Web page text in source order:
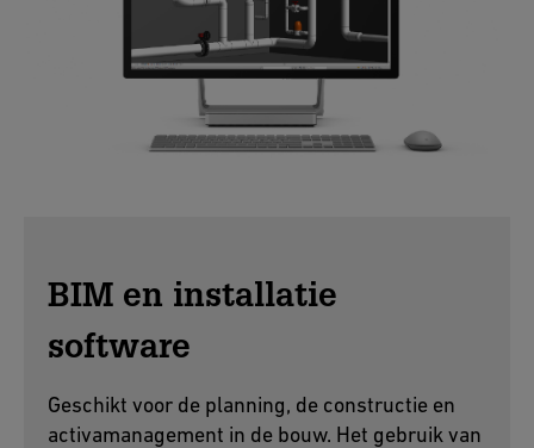
BIM en installatie
software
Geschikt voor de planning, de constructie en
activamanagement in de bouw. Het gebruik van